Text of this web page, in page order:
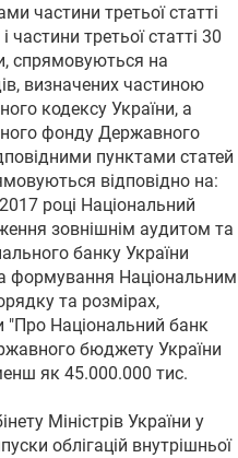
частини третьої статті
частини третьої статті 30
спрямовуються на
визначених частиною
кодексу України, а
фонду Державного
пунктами статей
відповідно на:
році Національний
зовнішнім аудитом та
банку України
формування Національним
та розмірах,
"Про Національний банк
бюджету України
як 45.000.000 тис.
Міністрів України у
облігацій внутрішньої